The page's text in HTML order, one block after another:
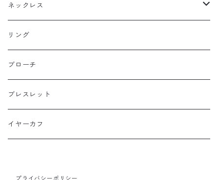
スタッドピアス
ニュースタイル
ネックレス
ラージサイズ
ミドルサイズ
プチサイズ
横長タイプ
リング
ブローチ
ブレスレット
イヤーカフ
プライバシーポリシー